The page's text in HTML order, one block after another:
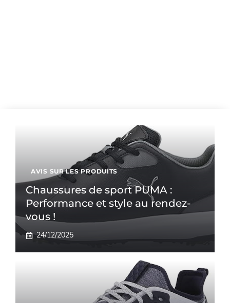
AVIS SUR LES PRODUITS
Chaussures de sport PUMA :
Performance et style au rendez-
vous !
24/12/2025